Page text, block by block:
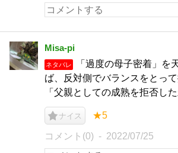
Misa-pi
ネタバレ
「過度の母子密着」を
ば、反対側でバランスをとって
「父親としての成熟を拒否し
ナイス ★5
コメント(0) 2022/07/25